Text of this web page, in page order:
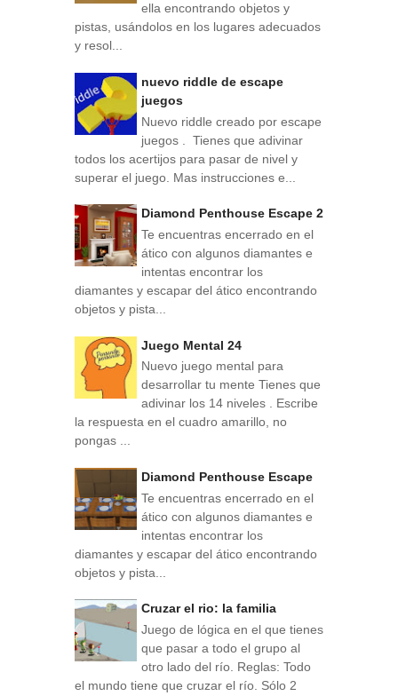
ella encontrando objetos y
pistas, usándolos en los lugares adecuados
y resol...
nuevo riddle de escape
juegos
Nuevo riddle creado por escape
juegos . Tienes que adivinar
todos los acertijos para pasar de nivel y
superar el juego. Mas instrucciones e...
Diamond Penthouse Escape 2
Te encuentras encerrado en el
ático con algunos diamantes e
intentas encontrar los
diamantes y escapar del ático encontrando
objetos y pista...
Juego Mental 24
Nuevo juego mental para
desarrollar tu mente Tienes que
adivinar los 14 niveles . Escribe
la respuesta en el cuadro amarillo, no
pongas ...
Diamond Penthouse Escape
Te encuentras encerrado en el
ático con algunos diamantes e
intentas encontrar los
diamantes y escapar del ático encontrando
objetos y pista...
Cruzar el rio: la familia
Juego de lógica en el que tienes
que pasar a todo el grupo al
otro lado del río. Reglas: Todo
el mundo tiene que cruzar el río. Sólo 2